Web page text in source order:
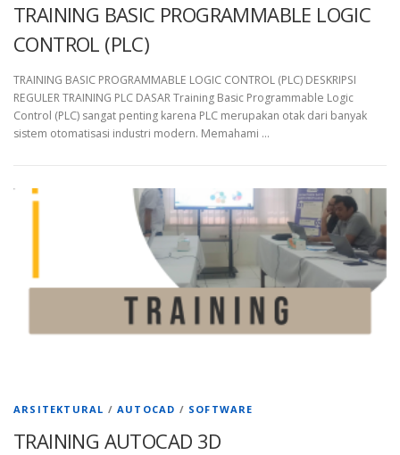
TRAINING BASIC PROGRAMMABLE LOGIC
CONTROL (PLC)
TRAINING BASIC PROGRAMMABLE LOGIC CONTROL (PLC) DESKRIPSI
REGULER TRAINING PLC DASAR Training Basic Programmable Logic
Control (PLC) sangat penting karena PLC merupakan otak dari banyak
sistem otomatisasi industri modern. Memahami …
ARSITEKTURAL /AUTOCAD / SOFTWARE
TRAINING AUTOCAD 3D